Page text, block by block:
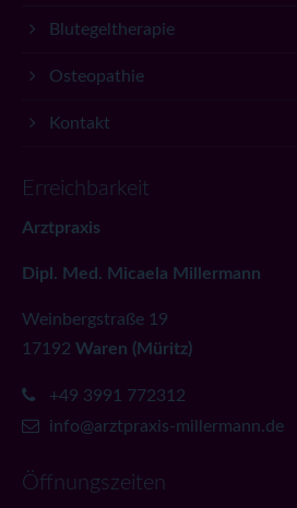
Blutegeltherapie
Osteopathie
Kontakt
Erreichbarkeit
Arztpraxis
Dipl. Med. Micaela Millermann
Weinbergstraße 19
17192 Waren (Müritz)
+49 3991 772312
info@arztpraxis-millermann.de
Öffnungszeiten